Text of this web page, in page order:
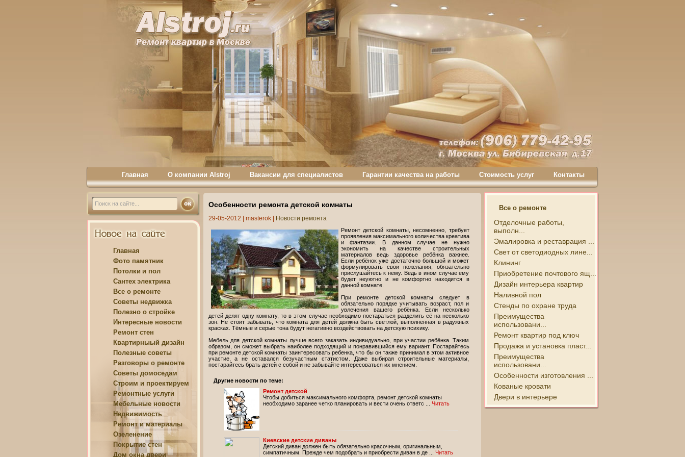
Контакты
Стоимость услуг
Гарантии качества на работы
Вакансии для специалистов
О компании Alstroj
Главная
Главная
Фото памятник
Потолки и пол
Сантех электрика
Все о ремонте
Советы недвижка
Полезно о стройке
Интересные новости
Ремонт стен
Квартирныый дизайн
Полезные советы
Разговоры о ремонте
Советы домоседам
Строим и проектируем
Ремонтные услуги
Мебельные новости
Недвижимость
Ремонт иматериалы
Озеленение
Покрытиестен
Дом окна двери
Особенности ремонта детской комнаты
29-05-2012 | masterok| Новости ремонта
Ремонт детской комнаты, несомненно, требует
проявления максимального количества креатива
и фантазии. В данном случае не нужно
экономить на качестве строительных
материалов ведь здоровье ребёнка важнее.
Если ребёнок уже достаточно большой и может
формулировать свои пожелания, обязательно
прислушайтесь к нему. Ведь в ином случае ему
будет неуютно и не комфортно находится в
данной комнате.
При ремонте детской комнаты следует в
обязательно порядке учитывать возраст, пол и
увлечения вашего ребёнка. Если несколько
детей делят одну комнату, то в этом случае необходимо постараться разделить её на несколько
зон. Не стоит забывать, что комната для детей должна быть светлой, выполненная в радужных
красках. Тёмные и серые тона будут негативно воздействовать на детскую психику.
Мебель для детской комнаты лучше всего заказать индивидуально, при участии ребёнка. Таким
образом, он сможет выбрать наиболее подходящий и понравившийся ему вариант. Постарайтесь
при ремонте детской комнаты заинтересовать ребенка, что бы он также принимал в этом активное
участие, а не оставался безучастным статистом. Даже выбирая строительные материалы,
постарайтесь брать детей с собой и не забывайте интересоваться их мнением.
Другие новости по теме:
Ремонт детской
Чтобы добиться максимального комфорта, ремонт детской комнаты
необходимо заранее четко планировать и вести очень ответс ... Читать
Киевские детские диваны
Детский диван должен быть обязательно красочным, оригинальным,
симпатичным. Прежде чем подобрать и приобрести диван в де ... Читать
Все о ремонте
Отделочные работы,
выполн...
Эмалировка и реставрация ...
Свет от светодиодных лине...
Клининг
Приобретение почтового ящ...
Дизайн интерьера квартир
Наливной пол
Стенды по охране труда
Преимущества
использовани...
Ремонт квартир под ключ
Продажа и установка пласт...
Преимущества
использовани...
Особенности изготовления ...
Кованые кровати
Двери в интерьере